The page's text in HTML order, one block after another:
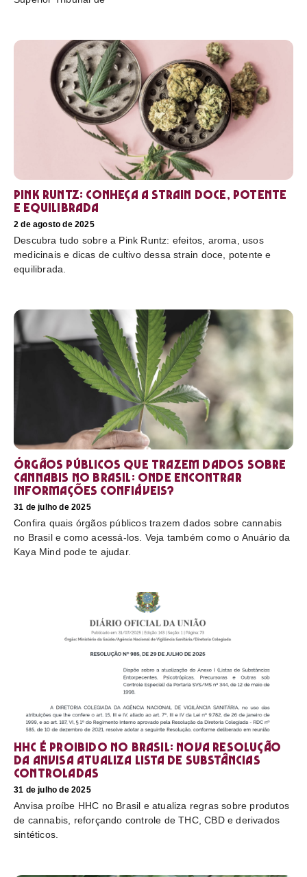
Pink Runtz: conheça a strain doce, potente
e equilibrada
2 de agosto de 2025
Descubra tudo sobre a Pink Runtz: efeitos, aroma, usos
medicinais e dicas de cultivo dessa strain doce, potente e
equilibrada.
Órgãos públicos que trazem dados sobre
cannabis no Brasil: onde encontrar
informações confiáveis?
31 de julho de 2025
Confira quais órgãos públicos trazem dados sobre cannabis
no Brasil e como acessá-los. Veja também como o Anuário da
Kaya Mind pode te ajudar.
HHC é proibido no Brasil: nova resolução
da Anvisa atualiza lista de substâncias
controladas
31 de julho de 2025
Anvisa proíbe HHC no Brasil e atualiza regras sobre produtos
de cannabis, reforçando controle de THC, CBD e derivados
sintéticos.